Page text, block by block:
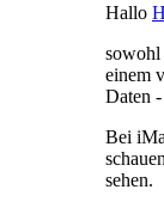
Hallo
sowohl
einem
Daten
Bei
sehen.